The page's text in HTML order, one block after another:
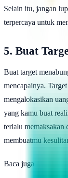
Selain itu, jangan
terpercaya untuk
5. Buat
Buat target
mencapainya.
mengalokasikan
yang kamu buat
terlalu
membuatmu
Baca juga